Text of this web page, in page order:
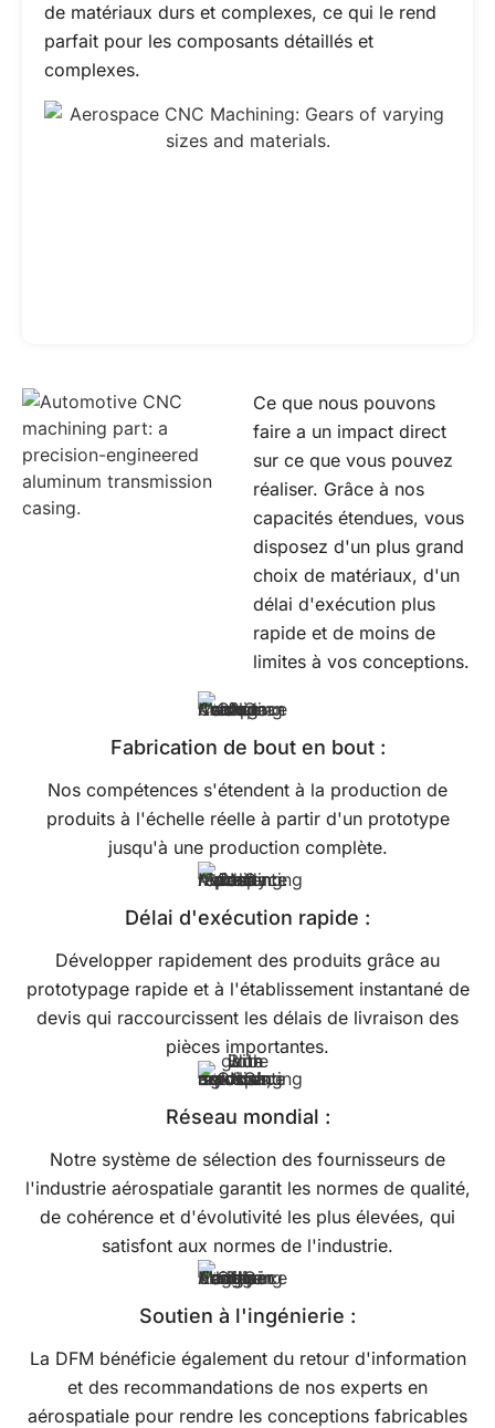
de matériaux durs et complexes, ce qui le rend
parfait pour les composants détaillés et
complexes.
Ce que nous pouvons
faire a un impact direct
sur ce que vous pouvez
réaliser. Grâce à nos
capacités étendues, vous
disposez d'un plus grand
choix de matériaux, d'un
délai d'exécution plus
rapide et de moins de
limites à vos conceptions.
Fabrication de bout en bout :
Nos compétences s'étendent à la production de
produits à l'échelle réelle à partir d'un prototype
jusqu'à une production complète.
Délai d'exécution rapide :
Développer rapidement des produits grâce au
prototypage rapide et à l'établissement instantané de
devis qui raccourcissent les délais de livraison des
pièces importantes.
Réseau mondial :
Notre système de sélection des fournisseurs de
l'industrie aérospatiale garantit les normes de qualité,
de cohérence et d'évolutivité les plus élevées, qui
satisfont aux normes de l'industrie.
Soutien à l'ingénierie :
La DFM bénéficie également du retour d'information
et des recommandations de nos experts en
aérospatiale pour rendre les conceptions fabricables